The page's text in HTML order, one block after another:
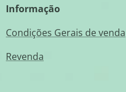
Informação
Condições Gerais de venda
Revenda